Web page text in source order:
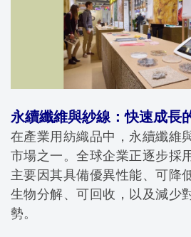
永續纖維與紗線：快速成長
在產業用紡織品中，永續纖維
市場之一。全球企業正逐步採
主要因其具備優異性能、可降
生物分解、可回收，以及減少
勢。